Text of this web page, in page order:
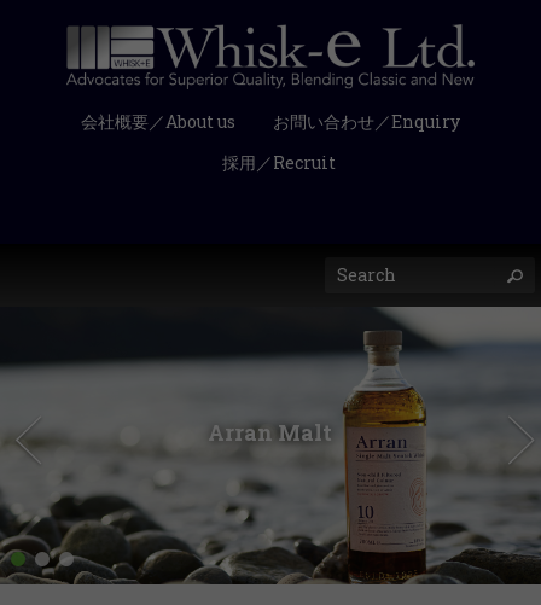
会社概要／About us
お問い合わせ／Enquiry
採用／Recruit
Arran Malt